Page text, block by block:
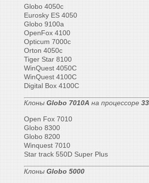
Globo 4050c
Eurosky ES 4050
Globo 9100а
OpenFox 4100
Opticum 7000c
Orton 4050c
Tiger Star 8100
WinQuest 4050C
WinQuest 4100C
Digital Box 4100C
Клоны Globo 7010A на процессоре
Open Fox 7010
Globo 8300
Globo 8200
Winquest 7010
Star track 550D Super Plus
Клоны Globo 5000